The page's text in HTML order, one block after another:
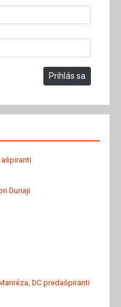
Prihlás sa
ašpiranti
Dunaji
DC predašpiranti